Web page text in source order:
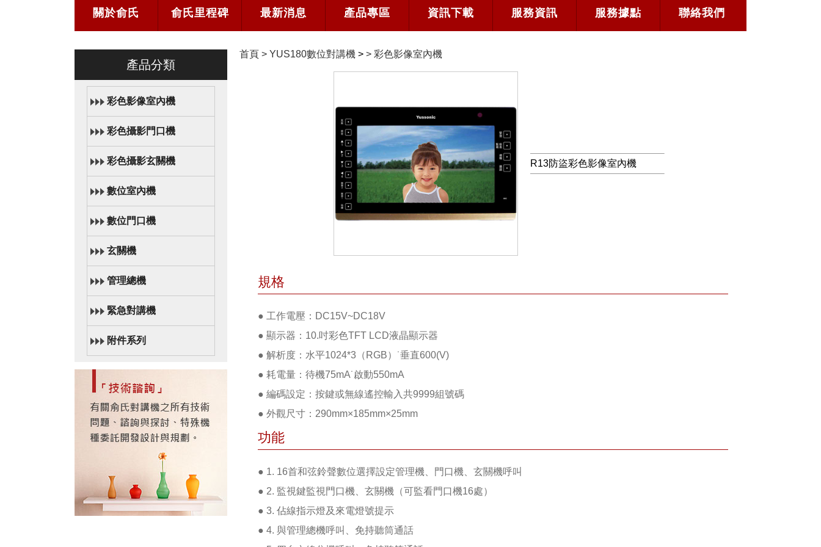
關於俞氏 俞氏里程碑 最新消息 產品專區 資訊下載 服務資訊 服務據點 聯絡我們
產品分類
彩色影像室內機
彩色攝影門口機
彩色攝影玄關機
數位室內機
數位門口機
玄關機
管理總機
緊急對講機
附件系列
首頁 > YUS180數位對講機 > > 彩色影像室內機
R13防盜彩色影像室內機
規格
● 工作電壓：DC15V~DC18V
● 顯示器：10.吋彩色TFT LCD液晶顯示器
● 解析度：水平1024*3（RGB）˙垂直600(V)
● 耗電量：待機75mA˙啟動550mA
● 編碼設定：按鍵或無線遙控輸入共9999組號碼
● 外觀尺寸：290mm×185mm×25mm
功能
● 1. 16首和弦鈴聲數位選擇設定管理機、門口機、玄關機呼叫
● 2. 監視鍵監視門口機、玄關機（可監看門口機16處）
● 3. 佔線指示燈及來電燈號提示
● 4. 與管理總機呼叫、免持聽筒通話